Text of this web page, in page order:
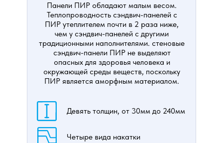
Панели ПИР обладают малым весом.
Теплопроводность сэндвич-панелей с
ПИР утеплителем почти в 2 раза ниже,
чем у сэндвич-панелей с другими
традиционными наполнителями. стеновые
сэндвич-панели ПИР не выделяют
опасных для здоровья человека и
окружающей среды веществ, поскольку
ПИР является аморфным материалом.
Девять толщин, от 30мм до 240мм
Четыре вида накатки